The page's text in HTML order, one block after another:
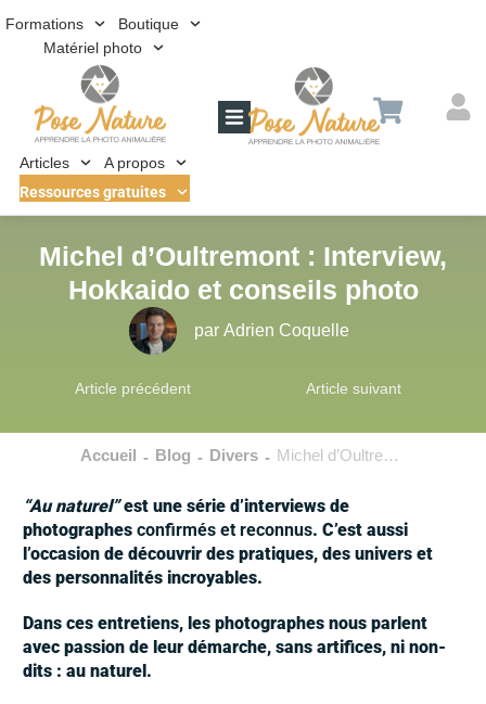
Formations
Boutique
Matériel photo
Articles
A propos
Ressources gratuites
Michel d’Oultremont : Interview,
Hokkaido et conseils photo
par Adrien Coquelle
Article précédent Article suivant
Accueil - Blog - Divers - Michel d’Oultremont : Interview, Hokkaido et conseils photo
“Au naturel”est une série d’interviews de
photographes confirmés et reconnus. C’est aussi
l’occasion de découvrir des pratiques, des univers et
des personnalités incroyables.
Dans ces entretiens, les photographes nous parlent
avec passion de leur démarche, sans artifices, ni non-
dits : au naturel.